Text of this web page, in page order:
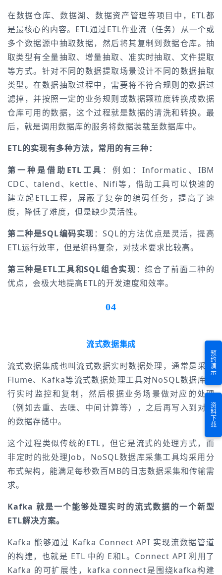
在数据仓库、数据湖、数据资产管理等项目中，ETL都
是最核心的内容。ETL通过ETL作业流（任务）从一个或
多个数据源中抽取数据，然后将其复制到数据仓库。抽
取类型有全量抽取、增量抽取、准实时抽取、文件提取
等方式。针对不同的数据提取场景设计不同的数据抽取
类型。在数据抽取过程中，需要将不符合规则的数据过
滤掉，并按照一定的业务规则或数据颗粒度转换成数据
仓库可用的数据，这个过程就是数据的清洗和转换。最
后，就是调用数据库的服务将数据装载至数据库中。
ETL的实现有多种方法，常用的有三种：
第一种是借助ETL工具 ：例如：Informatic、IBM
CDC、talend、kettle、Nifi等，借助工具可以快速的
建立起ETL工程，屏蔽了复杂的编码任务，提高了速
度，降低了难度，但是缺少灵活性。
第二种是SQL编码实现 ：SQL的方法优点是灵活，提高
ETL运行效率，但是编码复杂，对技术要求比较高。
第三种是ETL工具和SQL组合实现 ：综合了前面二种的
优点，会极大地提高ETL的开发速度和效率。
04
流式数据集成
流式数据集成也叫流式数据实时数据处理，通常是采用
Flume、Kafka等流式数据处理工具对NoSQL数据库进
行实时监控和复制，然后根据业务场景做对应的处理
（例如去重、去噪、中间计算等），之后再写入到对应
的数据存储中。
这个过程类似传统的ETL，但它是流式的处理方式，而
非定时的批处理Job，NoSQL数据库采集工具均采用分
布式架构，能满足每秒数百MB的日志数据采集和传输需
求。
Kafka 就是一个能够处理实时的流式数据的一个新型
ETL解决方案。
Kafka 能够通过 Kafka Connect API 实现流数据管道
的构建，也就是 ETL 中的 E和L。Connect API 利用了
Kafka 的可扩展性，kafka connect是围绕kafka构建
预约演示
资料下载